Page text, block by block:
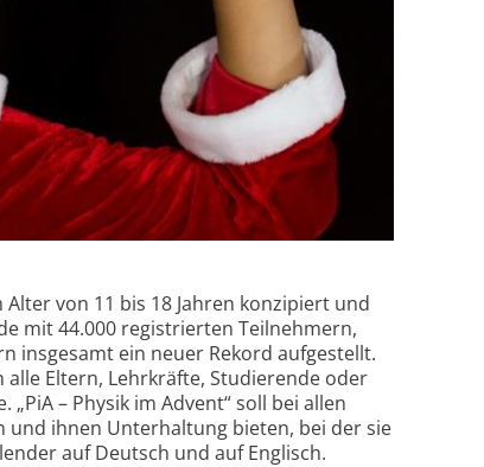
Alter von 11 bis 18 Jahren konzipiert und
mit 44.000 registrierten Teilnehmern,
insgesamt ein neuer Rekord aufgestellt.
Eltern, Lehrkräfte, Studierende oder
– Physik im Advent“ soll bei allen
und ihnen Unterhaltung bieten, bei der sie
auf Deutsch und auf Englisch.